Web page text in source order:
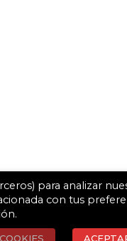
para analizar
con tus